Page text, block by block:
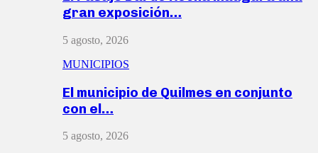
gran exposición…
5 agosto, 2026
MUNICIPIOS
El municipio de Quilmes en conjunto
con el…
5 agosto, 2026